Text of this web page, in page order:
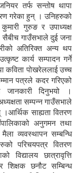
तर्फ सन्तोष थापा
गरेका हुन् । उनिहरुको
कुमारी गुरुङ र उपाध्यक्ष
सैबीच गाउँसभाले दुई जना
अतिरिक्त अन्य थप
कार्य सम्पादन गर्ने
कविता पोखरेललाई उच्च
पत्रले कदर गरिएको
जानकारी दिनुभयो ।
सम्पन्न गाउँसभाले
साह्यता वितरण
अनुगमन तथा
व्यवस्थापन सम्बन्धि
परिचयपत्र वितरण
विद्यालय छात्रावृत्ति
शिक्षक छनौट सम्बिन्ध